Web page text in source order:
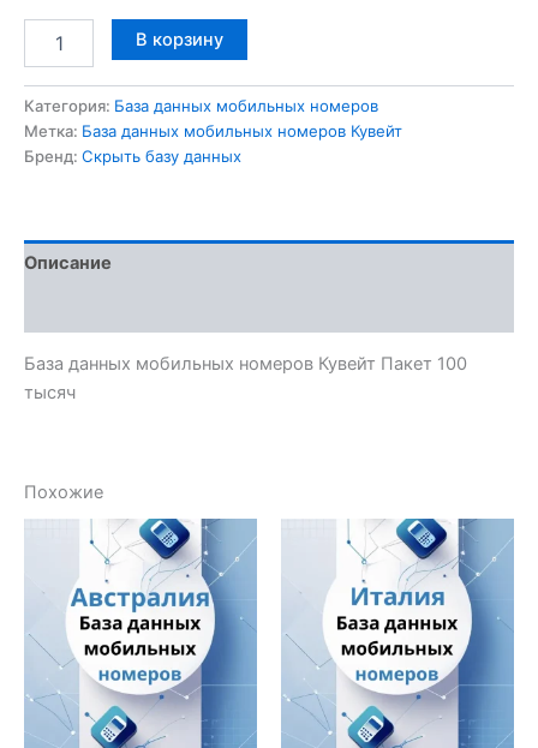
В корзину
Категория: База данных мобильных номеров
Метка: База данных мобильных номеров Кувейт
Бренд: Скрыть базу данных
Описание
База данных мобильных номеров Кувейт Пакет 100
тысяч
Похожие